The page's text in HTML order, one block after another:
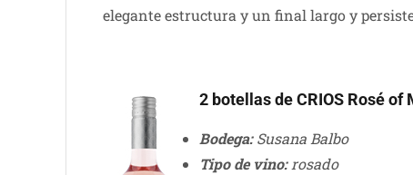
elegante estructura y un final largo y
2 botellas de CRIOS Rosé of
Bodega:Susana Balbo
Tipo de vino:rosado